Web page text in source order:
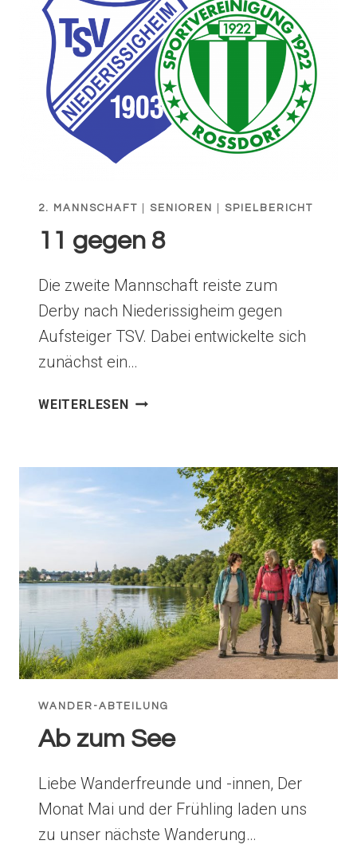
2. MANNSCHAFT SENIOREN SPIELBERICHT
11 gegen 8
Die zweite Mannschaft reiste zum
Derby nach Niederissigheim gegen
Aufsteiger TSV. Dabei entwickelte sich
zunächst ein…
WEITERLESEN11
WANDER-ABTEILUNG
Ab zum See
Liebe Wanderfreunde und -innen, Der
Monat Mai und der Frühling laden uns
zu unser nächste Wanderung…